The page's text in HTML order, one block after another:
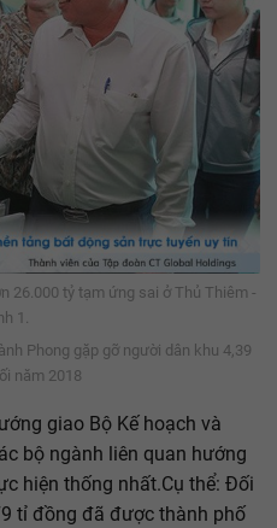
26.000 tỷ tạm ứng sai ở Thủ Thiêm -
1.
Phong gặp gỡ người dân khu 4,39
năm 2018
giao Bộ Kế hoạch và
bộ ngành liên quan hướng
hiện thống nhất.Cụ thể: Đối
tỉ đồng đã được thành phố